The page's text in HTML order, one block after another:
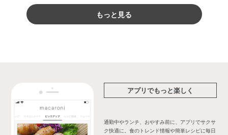
もっと見る
アプリでもっと楽しく
通勤中やランチ、おやすみ前に、アプリでサクサ
ク快適に。食のトレンド情報や簡単レシピに毎日